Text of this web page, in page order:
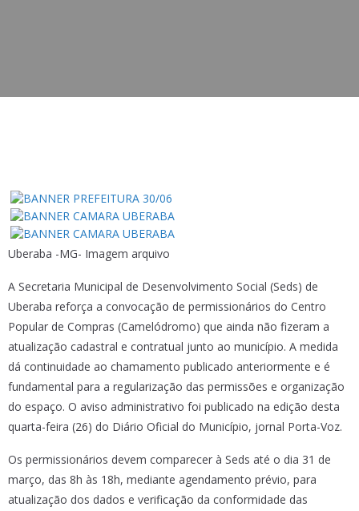
Uberaba -MG- Imagem arquivo
A Secretaria Municipal de Desenvolvimento Social (Seds) de
Uberaba reforça a convocação de permissionários do Centro
Popular de Compras (Camelódromo) que ainda não fizeram a
atualização cadastral e contratual junto ao município. A medida
dá continuidade ao chamamento publicado anteriormente e é
fundamental para a regularização das permissões e organização
do espaço. O aviso administrativo foi publicado na edição desta
quarta-feira (26) do Diário Oficial do Município, jornal Porta-Voz.
Os permissionários devem comparecer à Seds até o dia 31 de
março, das 8h às 18h, mediante agendamento prévio, para
atualização dos dados e verificação da conformidade das